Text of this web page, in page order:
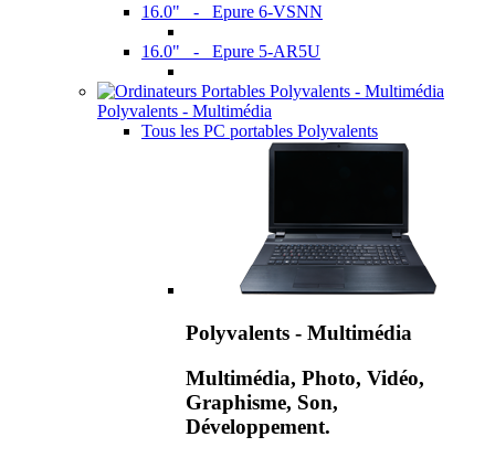
16.0" - Epure 6-VSNN
16.0" - Epure 5-AR5U
Polyvalents - Multimédia
Tous les PC portables Polyvalents
Polyvalents - Multimédia
Multimédia, Photo, Vidéo,
Graphisme, Son,
Développement.